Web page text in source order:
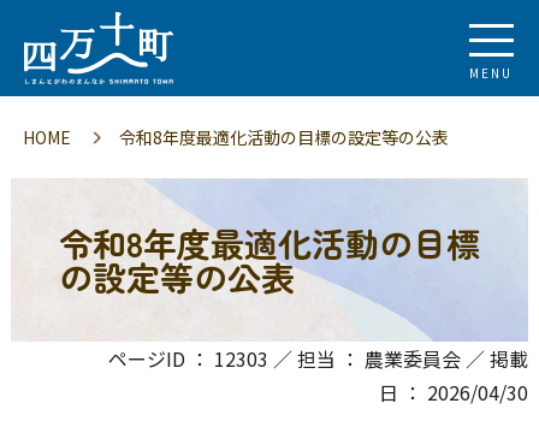
MENU
HOME 令和8年度最適化活動の目標の設定等の公表
令和8年度最適化活動の目標
の設定等の公表
ページID ： 12303 ／ 担当 ： 農業委員会 ／ 掲載
日 ： 2026/04/30